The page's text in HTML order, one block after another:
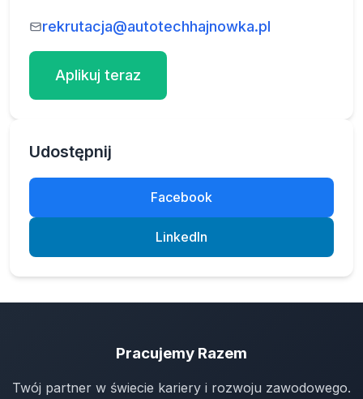
rekrutacja@autotechhajnowka.pl
Aplikuj teraz
Udostępnij
Facebook
LinkedIn
Pracujemy Razem
Twój partner w świecie kariery i rozwoju zawodowego.